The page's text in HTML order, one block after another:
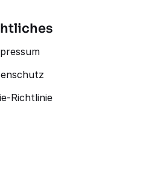
Richtlinie